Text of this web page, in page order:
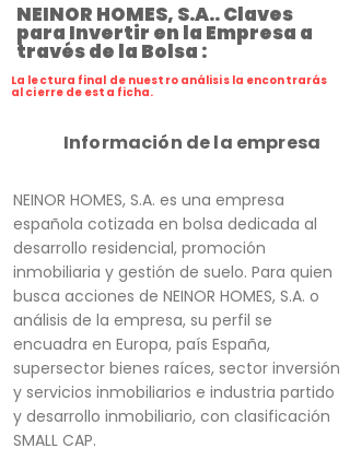
NEINOR HOMES, S.A.. Claves
para Invertir en la Empresa a
través de la Bolsa :
La lectura final de nuestro análisis la encontrarás
al cierre de esta ficha.
Información de la empresa
NEINOR HOMES, S.A. es una empresa
española cotizada en bolsa dedicada al
desarrollo residencial, promoción
inmobiliaria y gestión de suelo. Para quien
busca acciones de NEINOR HOMES, S.A. o
análisis de la empresa, su perfil se
encuadra en Europa, país España,
supersector bienes raíces, sector inversión
y servicios inmobiliarios e industria partido
y desarrollo inmobiliario, con clasificación
SMALL CAP.